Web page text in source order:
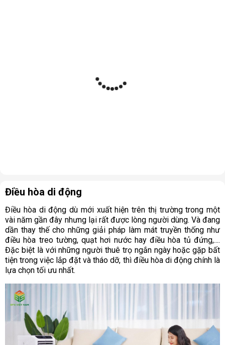
Điều hòa di động
Điều hòa di động dù mới xuất hiện trên thị trường trong một
vài năm gần đây nhưng lại rất được lòng người dùng. Và đang
dần thay thế cho những giải pháp làm mát truyền thống như
điều hòa treo tường, quạt hơi nước hay điều hòa tủ đứng,....
Đặc biệt là với những người thuê trọ ngắn ngày hoặc gặp bất
tiện trong việc lắp đặt và tháo dỡ, thì điều hòa di động chính là
lựa chọn tối ưu nhất.